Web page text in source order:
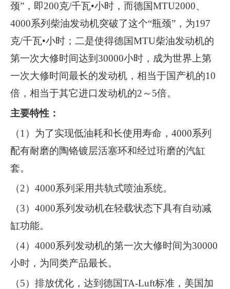
颈”，即200克/千瓦•小时，而德国MTU2000、
4000系列柴油发动机突破了这个“瓶颈”，为197
克/千瓦•小时；二是使得德国MTU柴油发动机的
第一次大修时间达到30000小时，成为世界上第
一次大修时间最长的发动机，相当于国产机的10
倍，相当于其它进口发动机的2～5倍。
主要特性：
（1）为了实现低油耗和长使用寿命，4000系列
配有耐磨的陶铬镀层活塞环和经过珩磨的汽缸
套。
（2）4000系列采用共轨式喷油系统。
（3）4000系列发动机在轻载状态下具有自动减
缸功能。
（4）4000系列发动机的第一次大修时间为30000
小时，为同类产品最长。
（5）排放优化，达到德国TA-Luft标准，美国加